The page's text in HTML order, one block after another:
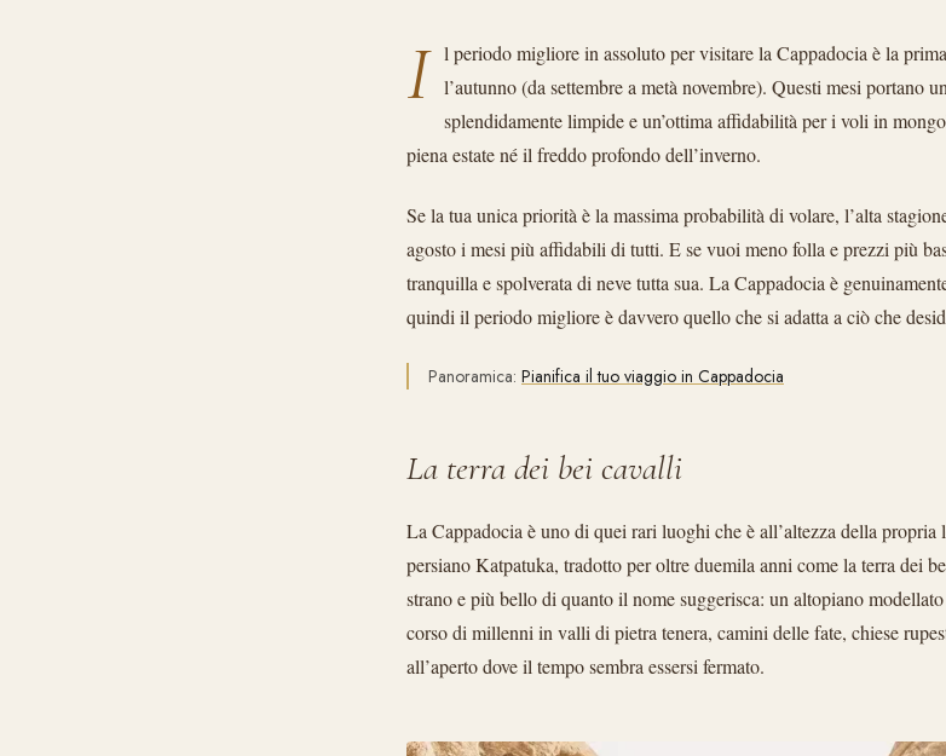
I l periodo migliore in assoluto per visitare la Cappadocia è la
l’autunno (da settembre a metà novembre). Questi mesi portano
splendidamente limpide e un’ottima affidabilità per i voli in
piena estate né il freddo profondo dell’inverno.
Se la tua unica priorità è la massima probabilità di volare, l’alta
agosto i mesi più affidabili di tutti. E se vuoi meno folla e prezzi più
tranquilla e spolverata di neve tutta sua. La Cappadocia è
quindi il periodo migliore è davvero quello che si adatta a ciò che
Panoramica: Pianifica il tuo viaggio in Cappadocia
La terra dei bei cavalli
La Cappadocia è uno di quei rari luoghi che è all’altezza della propria
persiano Katpatuka, tradotto per oltre duemila anni come la terra dei
strano e più bello di quanto il nome suggerisca: un altopiano
corso di millenni in valli di pietra tenera, camini delle fate, chiese
all’aperto dove il tempo sembra essersi fermato.